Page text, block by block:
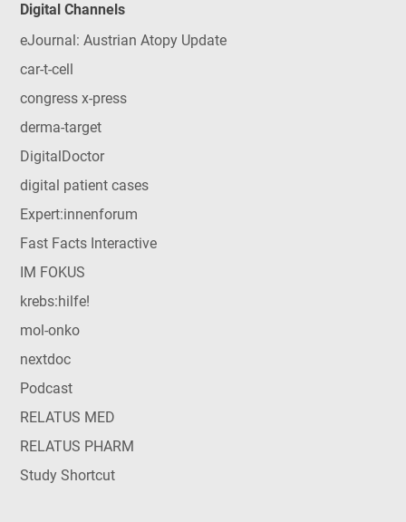
Digital Channels
eJournal: Austrian Atopy Update
car-t-cell
congress x-press
derma-target
DigitalDoctor
digital patient cases
Expert:innenforum
Fast Facts Interactive
IM FOKUS
krebs:hilfe!
mol-onko
nextdoc
Podcast
RELATUS MED
RELATUS PHARM
Study Shortcut